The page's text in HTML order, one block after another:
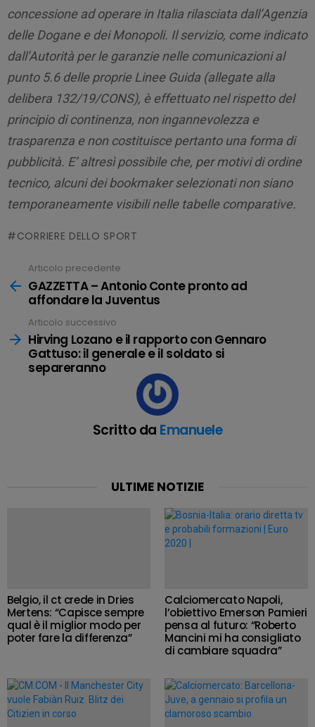
concessione ad operare in Italia rilasciata dall’Agenzia
delle Dogane e dei Monopoli. Il servizio, come indicato
dall’Autorità per le garanzie nelle comunicazioni al
punto 5.6 delle proprie Linee Guida (allegate alla
delibera 132/19/CONS), è effettuato nel rispetto del
principio di continenza, non ingannevolezza e
trasparenza e non costituisce pertanto una forma di
pubblicità. E’ altresì possibile che, per motivi di ordine
tecnico, alcuni dei bookmaker selezionati non siano
temporaneamente visibili nelle tabelle comparative.
CORRIERE DELLO SPORT
Leggi
tutto
Articolo precedente
GAZZETTA – Antonio Conte pronto ad
affondare la Juventus
Articolo successivo
Hirving Lozano e il rapporto con Gennaro
Gattuso: il generale e il soldato si
separeranno
Scritto da Emanuele
ULTIME NOTIZIE
Belgio, il ct crede in Dries
Mertens: “Capisce sempre
qual è il miglior modo per
poter fare la differenza”
Calciomercato Napoli,
l’obiettivo Emerson Pamieri
pensa al futuro: “Roberto
Mancini mi ha consigliato
di cambiare squadra”